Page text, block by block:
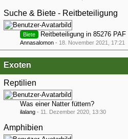
Suche & Biete - Reitbeteiligung
Biete Reitbeteiligung in 85276
Annasalomon - 18. November 2021, 17:21
Exoten
Reptilien
Was einer Natter füttern?
ilalang - 11. Dezember 2020, 13:30
Amphibien